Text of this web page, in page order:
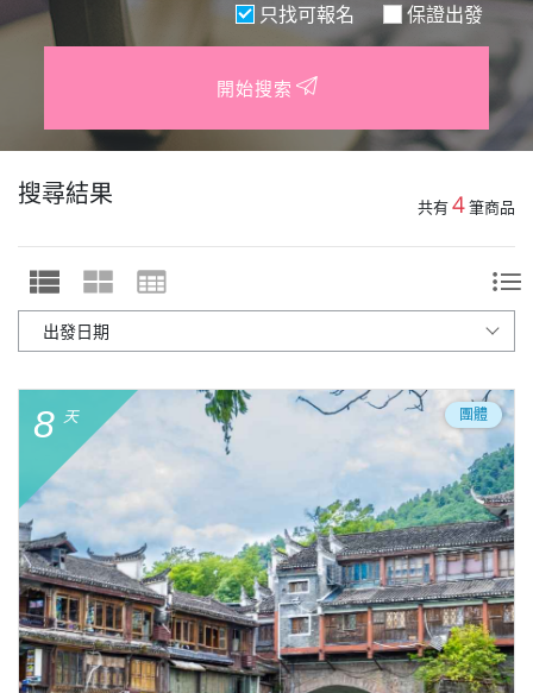
只找可報名 保證出發
開始搜索
搜尋結果 共有4筆商品
8 天 團體